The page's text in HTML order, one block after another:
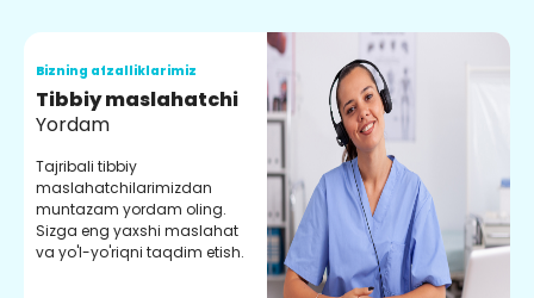
Bizning afzalliklarimiz
Tibbiy maslahatchi
Yordam
Tajribali tibbiy
maslahatchilarimizdan
muntazam yordam oling.
Sizga eng yaxshi maslahat
va yo'l-yo'riqni taqdim etish.